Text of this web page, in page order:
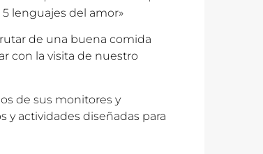
lenguajes del amor»
de una buena comida
con la visita de nuestro
de sus monitores y
actividades diseñadas para